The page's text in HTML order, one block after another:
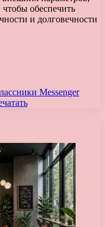
обеспечить
и долговечности
Messenger